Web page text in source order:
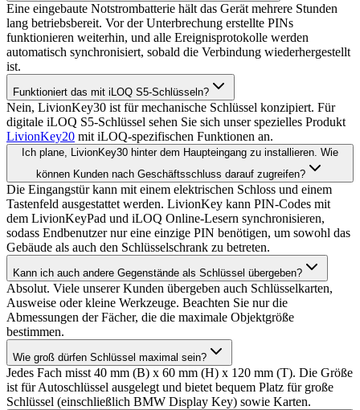
Eine eingebaute Notstrombatterie hält das Gerät mehrere Stunden
lang betriebsbereit. Vor der Unterbrechung erstellte PINs
funktionieren weiterhin, und alle Ereignisprotokolle werden
automatisch synchronisiert, sobald die Verbindung wiederhergestellt
ist.
Funktioniert das mit iLOQ S5-Schlüsseln?
Nein, LivionKey30 ist für mechanische Schlüssel konzipiert. Für
digitale iLOQ S5-Schlüssel sehen Sie sich unser spezielles Produkt
LivionKey20 mit iLOQ-spezifischen Funktionen an.
Ich plane, LivionKey30 hinter dem Haupteingang zu installieren. Wie
können Kunden nach Geschäftsschluss darauf zugreifen?
Die Eingangstür kann mit einem elektrischen Schloss und einem
Tastenfeld ausgestattet werden. LivionKey kann PIN-Codes mit
dem LivionKeyPad und iLOQ Online-Lesern synchronisieren,
sodass Endbenutzer nur eine einzige PIN benötigen, um sowohl das
Gebäude als auch den Schlüsselschrank zu betreten.
Kann ich auch andere Gegenstände als Schlüssel übergeben?
Absolut. Viele unserer Kunden übergeben auch Schlüsselkarten,
Ausweise oder kleine Werkzeuge. Beachten Sie nur die
Abmessungen der Fächer, die die maximale Objektgröße
bestimmen.
Wie groß dürfen Schlüssel maximal sein?
Jedes Fach misst 40 mm (B) x 60 mm (H) x 120 mm (T). Die Größe
ist für Autoschlüssel ausgelegt und bietet bequem Platz für große
Schlüssel (einschließlich BMW Display Key) sowie Karten.